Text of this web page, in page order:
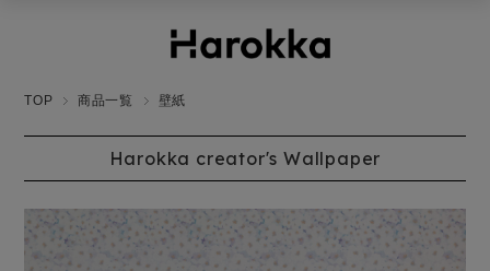
TOP 商品一覧 壁紙
Harokka creator's Wallpaper